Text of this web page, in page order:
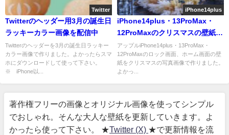
Twitter
Twitterのヘッダー用3月の誕生日
ラッキーカラー画像を配信中
Twitterのヘッダーを3月の誕生日ラッキー
カラー画像で作りました。よかったらスマ
ホにダウンロードして使って下さい。
※ iPhone以...
iPhone14plus
iPhone14plus・13ProMax・
12ProMaxのクリスマスの壁紙を
配信中
アップルiPhone14plus・13ProMax・
12ProMaxのロック画面、ホーム画面の壁
紙をクリスマスの写真画像で作りました。
よかっ...
著作権フリーの画像とオリジナル画像を使ってシンプル
でおしゃれ。そんな大人な壁紙を更新していきます。よ
かったら使って下さい。 ★Twitter (X) ★で更新情報を流